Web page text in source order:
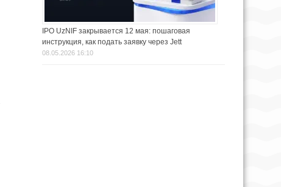
IPO UzNIF закрывается 12 мая: пошаговая
инструкция, как подать заявку через Jett
08.05.2026 16:10